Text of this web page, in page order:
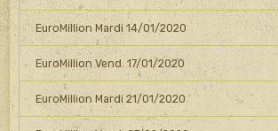
EuroMillion Mardi 14/01/2020
EuroMillion Vend. 17/01/2020
EuroMillion Mardi 21/01/2020